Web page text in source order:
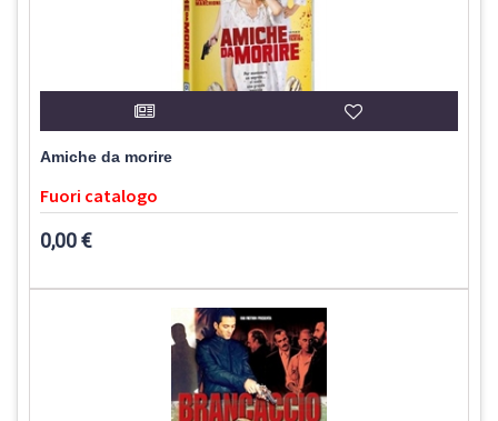
Amiche da morire
Fuori catalogo
0,00 €